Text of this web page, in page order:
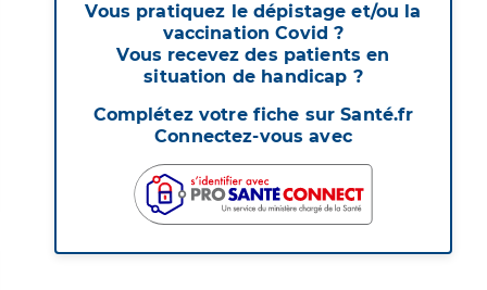
Vous pratiquez le dépistage et/ou la
vaccination Covid ?
Vous recevez des patients en
situation de handicap ?
Complétez votre fiche sur Santé.fr
Connectez-vous avec